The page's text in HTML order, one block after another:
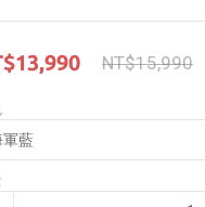
NT$15,990